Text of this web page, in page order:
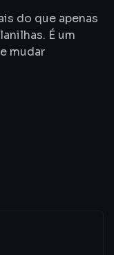
do que apenas
É um
mudar